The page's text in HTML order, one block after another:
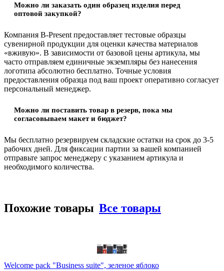
Можно ли заказать один образец изделия перед
оптовой закупкой?
Компания B-Present предоставляет тестовые образцы
сувенирной продукции для оценки качества материалов
«вживую». В зависимости от базовой цены артикула, мы
часто отправляем единичные экземпляры без нанесения
логотипа абсолютно бесплатно. Точные условия
предоставления образца под ваш проект оперативно согласует
персональный менеджер.
Можно ли поставить товар в резерв, пока мы
согласовываем макет и бюджет?
Мы бесплатно резервируем складские остатки на срок до 3-5
рабочих дней. Для фиксации партии за вашей компанией
отправьте запрос менеджеру с указанием артикула и
необходимого количества.
Похожие товары Все товары
Welcome pack "Business suite", зеленое яблоко